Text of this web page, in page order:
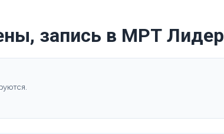
запись в МРТ Лидер